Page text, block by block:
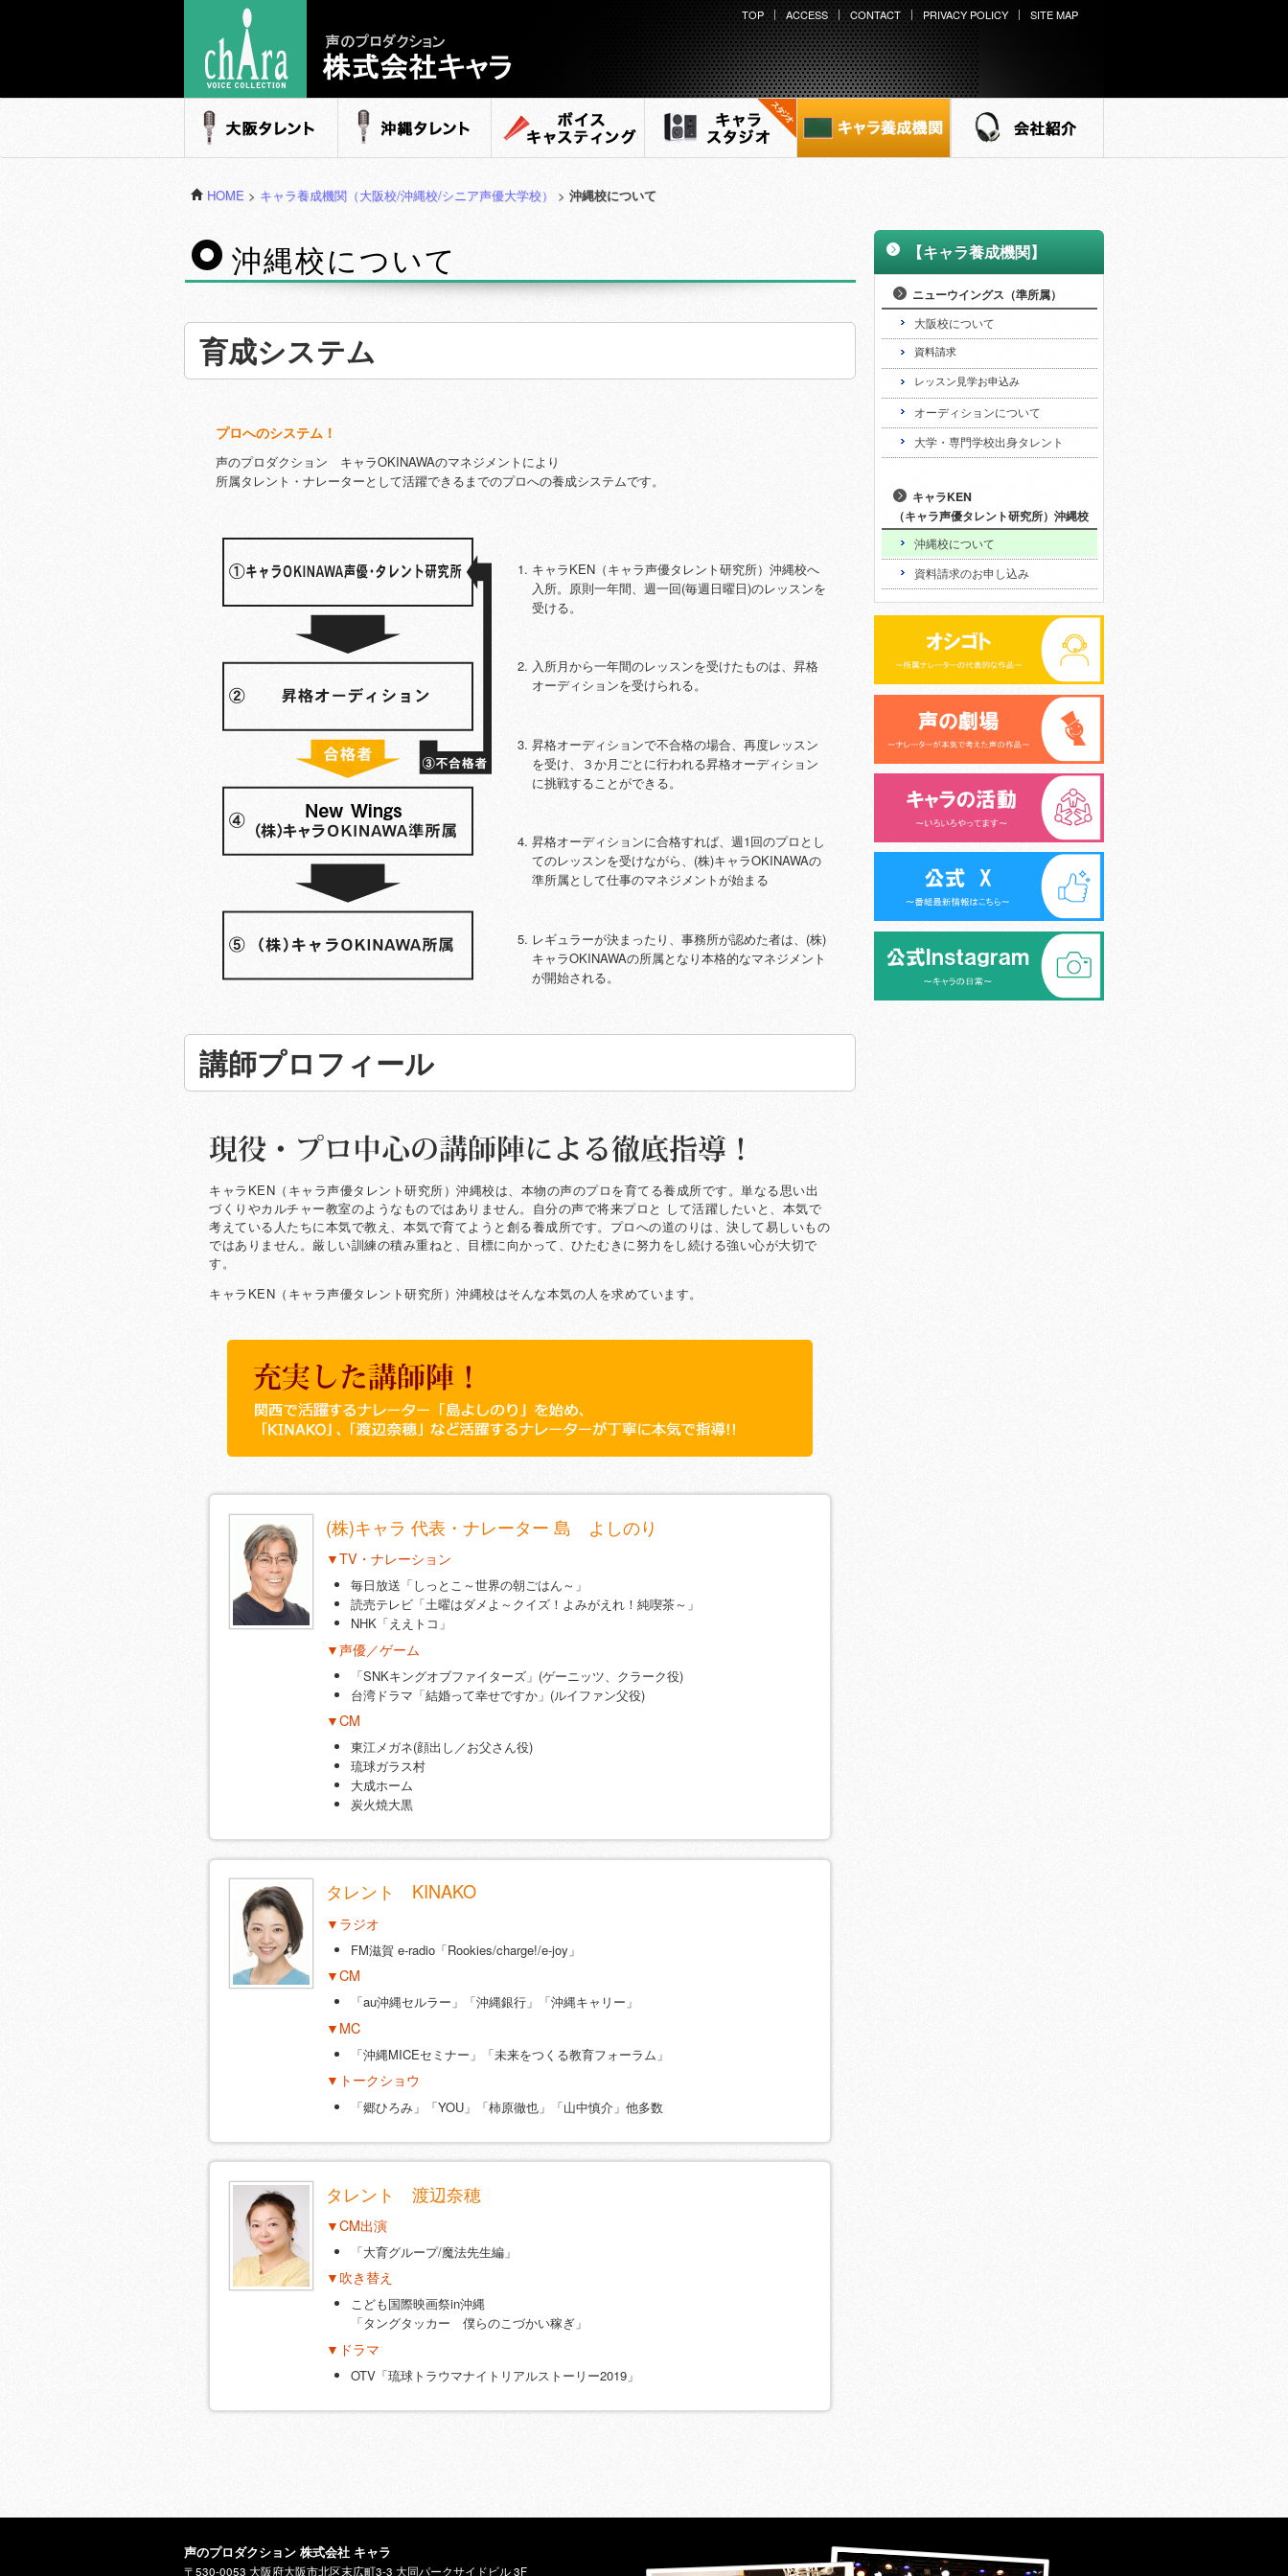
声のプロダクション - 株式会社キャラ
TOP ACCESS CONTACT PRIVACY POLICY SITE MAP
大阪タレント 沖縄タレント ボイスキャスティング
HOME > キャラ養成機関（大阪校/沖縄校/シニア声優大学校） > 沖縄校について
沖縄校について
育成システム
プロへのシステム！
声のプロダクション キャラOKINAWAのマネジメントにより
所属タレント・ナレーターとして活躍できるまでのプロへの養成システムです。
キャラKEN（キャラ声優タレント研究所）沖縄校へ
入所。原則一年間、週一回(毎週日曜日)のレッスンを
受ける。
入所月から一年間のレッスンを受けたものは、昇格
オーディションを受けられる。
昇格オーディションで不合格の場合、再度レッスン
を受け、３か月ごとに行われる昇格オーディション
に挑戦することができる。
昇格オーディションに合格すれば、週1回のプロとし
てのレッスンを受けながら、(株)キャラOKINAWAの
準所属として仕事のマネジメントが始まる
レギュラーが決まったり、事務所が認めた者は、(株)
キャラOKINAWAの所属となり本格的なマネジメント
が開始される。
講師プロフィール
キャラKEN（キャラ声優タレント研究所）沖縄校は、本物の声のプロを育てる養成所です。単なる思い出
づくりやカルチャー教室のようなものではありません。自分の声で将来プロと して活躍したいと、本気で
考えている人たちに本気で教え、本気で育てようと創る養成所です。プロへの道のりは、決して易しいもの
ではありません。厳しい訓練の積み重ねと、目標に向かって、ひたむきに努力をし続ける強い心が大切で
す。
キャラKEN（キャラ声優タレント研究所）沖縄校はそんな本気の人を求めています。
関西で中村するナレーター「島よしのり」を始め、「中村一枚」、「鉄太郎」など、中村するナレーターが丁
寧に本気で指導!!
(株)キャラ 代表・ナレーター 島 よしのり
▼TV・ナレーション
毎日放送「しっとこ～世界の朝ごはん～」
読売テレビ「土曜はダメよ～クイズ！よみがえれ！純喫茶～」
NHK「ええトコ」
▼声優／ゲーム
「SNKキングオブファイターズ」(ゲーニッツ、クラーク役)
台湾ドラマ「結婚って幸せですか」(ルイファン父役)
▼CM
東江メガネ(顔出し／お父さん役)
琉球ガラス村
大成ホーム
炭火焼大黒
タレント KINAKO
▼ラジオ
FM滋賀 e-radio「Rookies/charge!/e-joy」
▼CM
「au沖縄セルラー」「沖縄銀行」「沖縄キャリー」
▼MC
「沖縄MICEセミナー」「未来をつくる教育フォーラム」
▼トークショウ
「郷ひろみ」「YOU」「柿原徹也」「山中慎介」他多数
タレント 渡辺奈穂
▼CM出演
「大育グループ/魔法先生編」
▼吹き替え
こども国際映画祭in沖縄
「タングタッカー 僕らのこづかい稼ぎ」
▼ドラマ
OTV「琉球トラウマナイトリアルストーリー2019」
>
【キャラ養成機関】
>
ニューウイングス（準所属）
大阪校について
資料請求
レッスン見学お申込み
オーディションについて
大学・専門学校出身タレント
>
キャラKEN
（キャラ声優タレント研究所）沖縄校
沖縄校について
>
資料請求のお申し込み
声のプロダクション 株式会社 キャラ
〒530-0053 大阪府大阪市北区末広町3-3 大同パークサイドビル 3F